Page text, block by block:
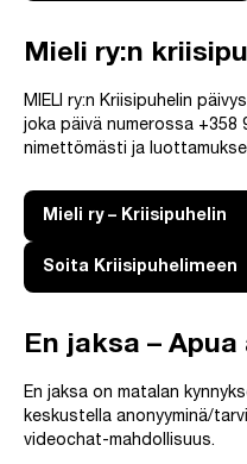
Mieli ry:n
MIELI ry:n Kriisipuhelin
joka päivä numerossa +358
nimettömästi ja
Mieli ry – Kriisipuhelin
Soita Kriisipuhelimeen
En jaksa –
En jaksa on matalan
keskustella anonyyminä/
videochat-mahdollisuus.